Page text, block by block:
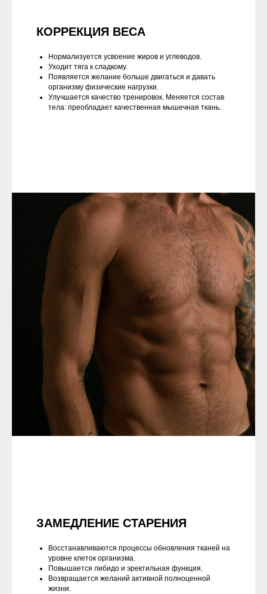
КOРРЕКЦИЯ ВЕСА
Нормализуется усвоение жиров и углеводов.
Уходит тяга к сладкому.
Появляется желание больше двигаться и давать
организму физические нагрузки.
Улучшается качество тренировок. Меняется состав
тела: преобладает качественная мышечная ткань.
ЗАМЕДЛЕНИЕ СТАРЕНИЯ
Восстанавливаются процессы обновления тканей на
уровне клеток организма.
Повышается либидо и эректильная функция.
Возвращается желаний активной полноценной
жизни.